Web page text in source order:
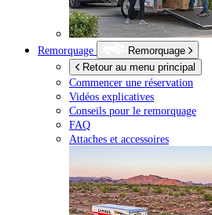
Remorquage
Remorquage
Retour au menu principal
Commencer une réservation
Vidéos explicatives
Conseils pour le remorquage
FAQ
Attaches et accessoires